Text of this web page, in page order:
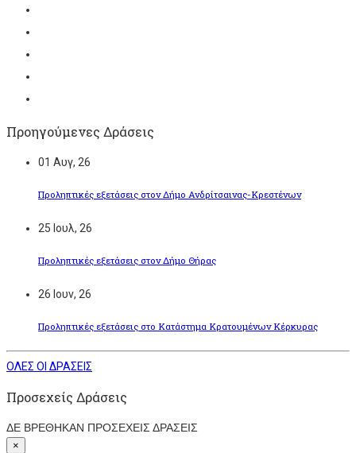
Προηγούμενες Δράσεις
01 Αυγ, 26
Προληπτικές εξετάσεις στον Δήμο Ανδρίτσαινας-Κρεστένων
25 Ιουλ, 26
Προληπτικές εξετάσεις στον Δήμο Θήρας
26 Ιουν, 26
Προληπτικές εξετάσεις στο Κατάστημα Κρατουμένων Κέρκυρας
ΟΛΕΣ ΟΙ ΔΡΑΣΕΙΣ
Προσεχείς Δράσεις
ΔΕ ΒΡΕΘΗΚΑΝ ΠΡΟΣΕΧΕΙΣ ΔΡΑΣΕΙΣ
×